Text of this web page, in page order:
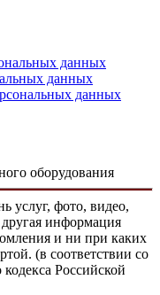
данных
данных
данных
оборудования
услуг, фото, видео,
информация
и ни при каких
(в соответствии со
кодекса Российской